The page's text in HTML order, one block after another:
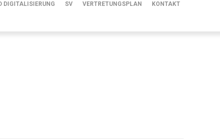
DIGITALISIERUNG SV VERTRETUNGSPLAN KONTAKT